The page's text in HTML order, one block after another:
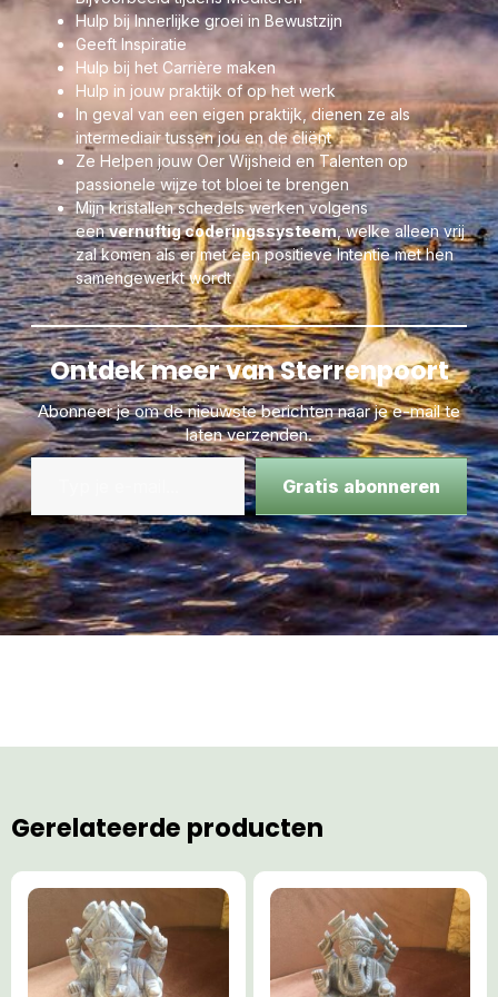
versterkt de zintuigen, reguleert en stimuleert de
lichaamsvloeistoffen en bevordert daardoor mede de opname
van voedingsstoffen en de uitscheiding van afvalstoffen. Het
heeft een positieve werking op de stofwisseling.
Hulp bij Innerlijke groei in Bewustzijn
Geeft Inspiratie
Hulp bij het Carrière maken
Hulp in jouw praktijk of op het werk
In geval van een eigen praktijk, dienen ze als
intermediair tussen jou en de cliënt
Ze Helpen jouw Oer Wijsheid en Talenten op
passionele wijze tot bloei te brengen
Mijn kristallen schedels werken volgens
eenvernuftig coderingssysteem, welke alleen vrij
zal komen als er met een positieve Intentie met hen
samengewerkt wordt
Ontdek meer van Sterrenpoort
Abonneer je om de nieuwste berichten naar je e-mail te
laten verzenden.
Gratis abonneren
Gerelateerde producten